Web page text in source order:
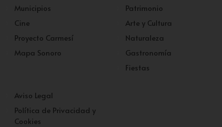
Municipios
Cine
Proyecto Carmesí
Mapa Sonoro
Patrimonio
Arte y Cultura
Naturaleza
Gastronomía
Fiestas
Aviso Legal
Política de Privacidad y
Cookies